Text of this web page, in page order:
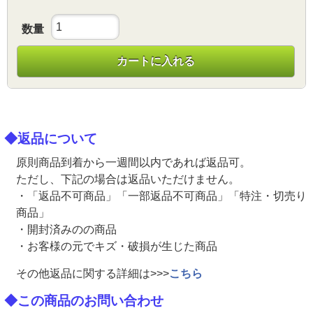
数量
カートに入れる
◆返品について
原則商品到着から一週間以内であれば返品可。
ただし、下記の場合は返品いただけません。
・「返品不可商品」「一部返品不可商品」「特注・切売り
商品」
・開封済みのの商品
・お客様の元でキズ・破損が生じた商品
その他返品に関する詳細は>>>こちら
◆この商品のお問い合わせ